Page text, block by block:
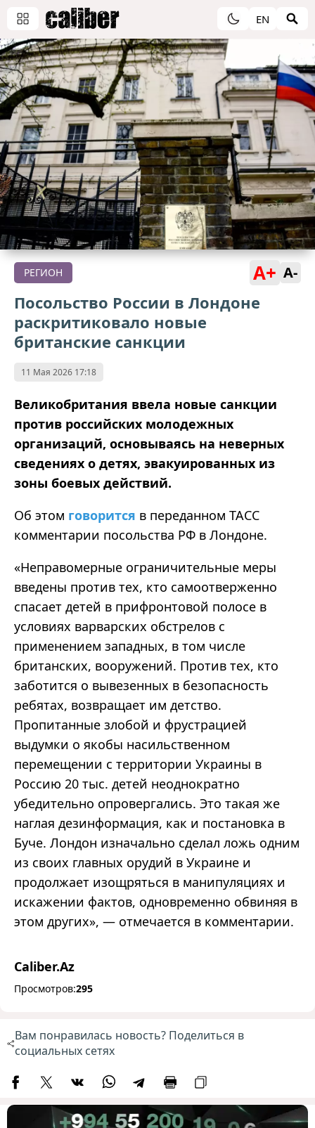
EN
РЕГИОН A+ A-
Посольство России в Лондоне
раскритиковало новые
британские санкции
11 Мая 2026 17:18
Великобритания ввела новые санкции
против российских молодежных
организаций, основываясь на неверных
сведениях о детях, эвакуированных из
зоны боевых действий.
Об этом говорится в переданном ТАСС
комментарии посольства РФ в Лондоне.
«Неправомерные ограничительные меры
введены против тех, кто самоотверженно
спасает детей в прифронтовой полосе в
условиях варварских обстрелов с
применением западных, в том числе
британских, вооружений. Против тех, кто
заботится о вывезенных в безопасность
ребятах, возвращает им детство.
Пропитанные злобой и фрустрацией
выдумки о якобы насильственном
перемещении с территории Украины в
Россию 20 тыс. детей неоднократно
убедительно опровергались. Это такая же
наглая дезинформация, как и постановка в
Буче. Лондон изначально сделал ложь одним
из своих главных орудий в Украине и
продолжает изощряться в манипуляциях и
искажении фактов, одновременно обвиняя в
этом других», — отмечается в комментарии.
Caliber.Az
Просмотров:295
Вам понравилась новость? Поделиться в
социальных сетях